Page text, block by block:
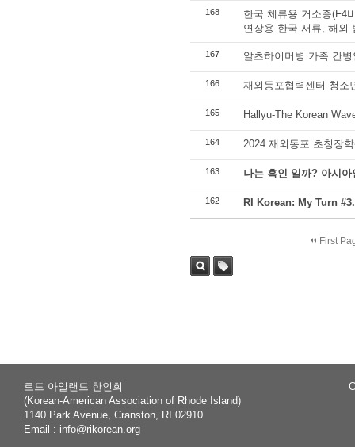
168
한국 체류용 거소증(F4
연장용 한국 서류, 해외
167 알츠하이머병 가족 간
166 재외동포협력센터 청소
165 Hallyu-The Korean
164 2024 재외동포 초청장
163 나는 흑인 일까? 아시아
162 RI Korean: My Turn
First
로드 아일랜드 한인회
(Korean-American Association of Rhode Island)
1140 Park Avenue, Cranston, RI 02910
Email : info@rikorean.org